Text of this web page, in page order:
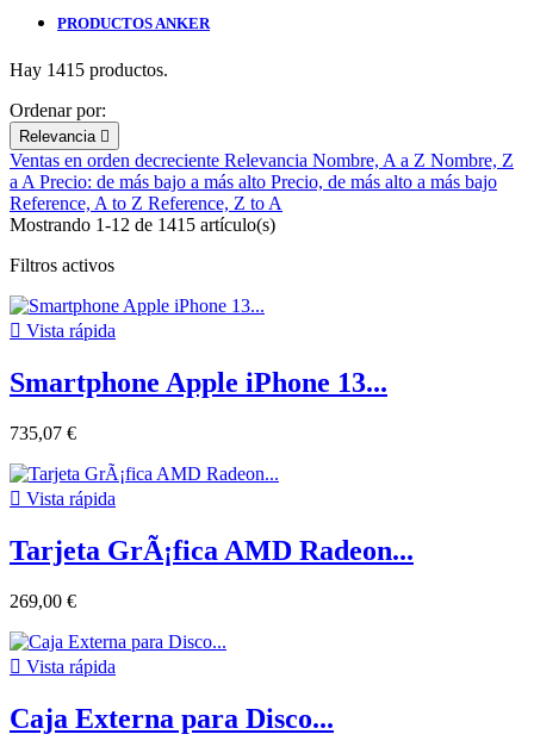
PRODUCTOS ANKER
Hay 1415 productos.
Ordenar por:
Relevancia 
Ventas en orden decreciente Relevancia Nombre, A a Z Nombre, Z
a A Precio: de más bajo a más alto Precio, de más alto a más bajo
Reference, A to Z Reference, Z to A
Mostrando 1-12 de 1415 artículo(s)
Filtros activos
 Vista rápida
Smartphone Apple iPhone 13...
735,07 €
 Vista rápida
Tarjeta GrÃ¡fica AMD Radeon...
269,00 €
 Vista rápida
Caja Externa para Disco...